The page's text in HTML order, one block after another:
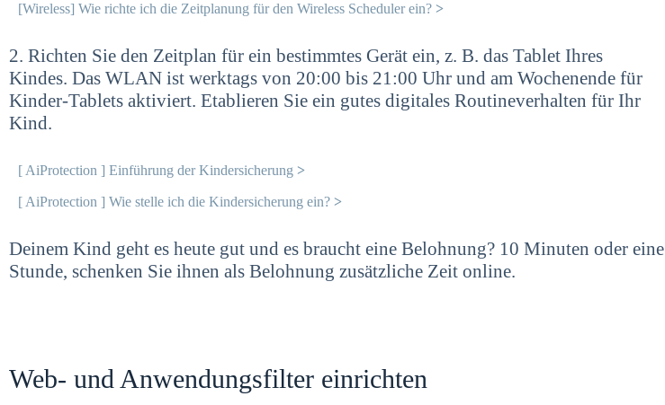
[Wireless] Wie richte ich die Zeitplanung für den Wireless Scheduler ein? >
2. Richten Sie den Zeitplan für ein bestimmtes Gerät ein, z. B. das Tablet Ihres
Kindes. Das WLAN ist werktags von 20:00 bis 21:00 Uhr und am Wochenende für
Kinder-Tablets aktiviert. Etablieren Sie ein gutes digitales Routineverhalten für Ihr
Kind.
[ AiProtection ] Einführung der Kindersicherung >
[ AiProtection ] Wie stelle ich die Kindersicherung ein? >
Deinem Kind geht es heute gut und es braucht eine Belohnung? 10 Minuten oder eine
Stunde, schenken Sie ihnen als Belohnung zusätzliche Zeit online.
Web- und Anwendungsfilter einrichten